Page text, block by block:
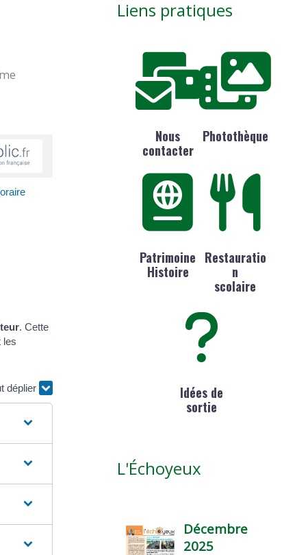
. Cette
les
déplier
Liens pratiques
Nous
contacter
Photothèque
Patrimoine
Histoire
Restauratio
n
scolaire
Idées de
sortie
L'Échoyeux
Décembre
2025